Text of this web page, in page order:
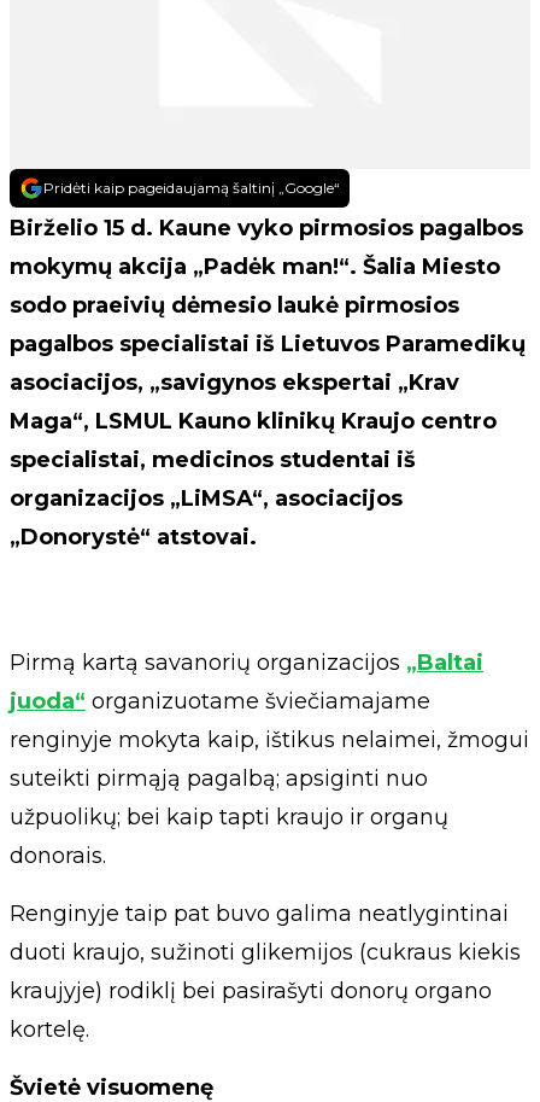
Pridėti kaip pageidaujamą šaltinį „Google“
Birželio 15 d. Kaune vyko pirmosios pagalbos
mokymų akcija „Padėk man!“. Šalia Miesto
sodo praeivių dėmesio laukė pirmosios
pagalbos specialistai iš Lietuvos Paramedikų
asociacijos, „savigynos ekspertai „Krav
Maga“, LSMUL Kauno klinikų Kraujo centro
specialistai, medicinos studentai iš
organizacijos „LiMSA“, asociacijos
„Donorystė“ atstovai.
Pirmą kartą savanorių organizacijos „Baltai
juoda“ organizuotame šviečiamajame
renginyje mokyta kaip, ištikus nelaimei, žmogui
suteikti pirmąją pagalbą; apsiginti nuo
užpuolikų; bei kaip tapti kraujo ir organų
donorais.
Renginyje taip pat buvo galima neatlygintinai
duoti kraujo, sužinoti glikemijos (cukraus kiekis
kraujyje) rodiklį bei pasirašyti donorų organo
kortelę.
Švietė visuomenę